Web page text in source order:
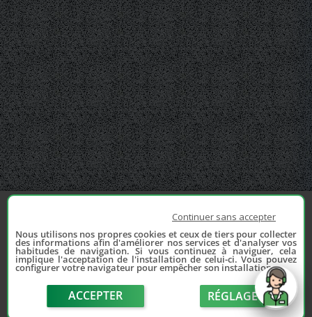
Continuer sans accepter
Nous utilisons nos propres cookies et ceux de tiers pour collecter
des informations afin d'améliorer nos services et d'analyser vos
habitudes de navigation. Si vous continuez à naviguer, cela
implique l'acceptation de l'installation de celui-ci. Vous pouvez
configurer votre navigateur pour empêcher son installation.
ACCEPTER RÉGLAGE